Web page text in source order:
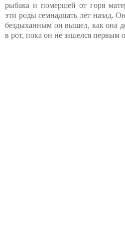
рыбака и помершей от горя
эти роды семнадцать лет назад.
бездыханным он вышел, как она
в рот, пока он не зашелся первым